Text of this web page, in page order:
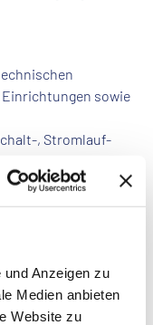
Anzeigen zu
Medien anbieten
Website zu
sowie
, Stromlauf-
Zeichnungsnormen